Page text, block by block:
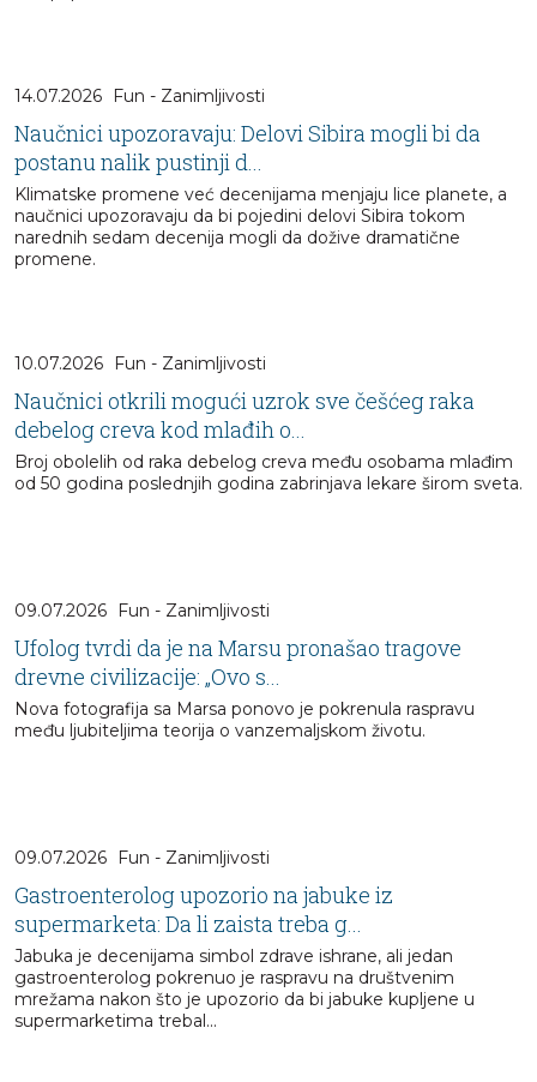
14.07.2026 Fun - Zanimljivosti
Naučnici upozoravaju: Delovi Sibira mogli bi da
postanu nalik pustinji d...
Klimatske promene već decenijama menjaju lice planete, a
naučnici upozoravaju da bi pojedini delovi Sibira tokom
narednih sedam decenija mogli da dožive dramatične
promene.
10.07.2026 Fun - Zanimljivosti
Naučnici otkrili mogući uzrok sve češćeg raka
debelog creva kod mlađih o...
Broj obolelih od raka debelog creva među osobama mlađim
od 50 godina poslednjih godina zabrinjava lekare širom sveta.
09.07.2026 Fun - Zanimljivosti
Ufolog tvrdi da je na Marsu pronašao tragove
drevne civilizacije: „Ovo s...
Nova fotografija sa Marsa ponovo je pokrenula raspravu
među ljubiteljima teorija o vanzemaljskom životu.
09.07.2026 Fun - Zanimljivosti
Gastroenterolog upozorio na jabuke iz
supermarketa: Da li zaista treba g...
Jabuka je decenijama simbol zdrave ishrane, ali jedan
gastroenterolog pokrenuo je raspravu na društvenim
mrežama nakon što je upozorio da bi jabuke kupljene u
supermarketima trebal...